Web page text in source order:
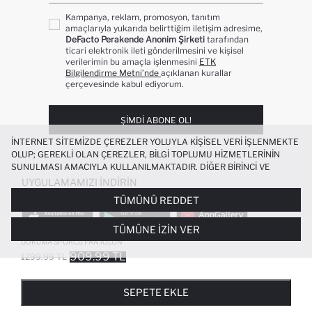
AIRTECH STANDART FIT GENIŞ PAÇA
DOKUMA SPORCU PANTOLON
1299.99 TL 909.99 TL
SEPETE EKLE
Kampanya, reklam, promosyon, tanıtım
amaçlarıyla yukarıda belirttiğim iletişim adresime,
DeFacto Perakende Anonim Şirketi tarafından
ticari elektronik ileti gönderilmesini ve kişisel
verilerimin bu amaçla işlenmesini ETK
Bilgilendirme Metni’nde açıklanan kurallar
çerçevesinde kabul ediyorum.
ŞIMDI ABONE OL!
UYGULAMAMIZI İNDIRIN
POPÜLER KATEGORILER
KADIN BEYAZ TIŞÖRT
İNTERNET SITEMIZDE ÇEREZLER YOLUYLA KIŞISEL VERI IŞLENMEKTE
OLUP; GEREKLI OLAN ÇEREZLER, BILGI TOPLUMU HIZMETLERININ
SUNULMASI AMACIYLA KULLANILMAKTADIR. DIĞER BIRINCI VE
ÜÇÜNCÜ TARAF ÇEREZLER ISE SIZE DAHA IYI BIR ALIŞVERIŞ
DENEYIMI SUNULABILMESI, SITEMIZIN DAHA IŞLEVSEL KILINMASI VE
KIŞISELLEŞTIRMESI VE AÇIK RIZA VERMENIZ HALINDE, SIZLERE
YÖNELIK PAZARLAMA FAALIYETLERININ YAPILMASI AMAÇLARIYLA
SINIRLI OLARAK KULLANILACAKTIR. ÇEREZLERE DAIR TERCIHLERINIZI
ÇEREZ TERCIHLERIPANELI ARACILIĞIYLA HER ZAMAN YÖNETEBILIR,
ÇEREZLERLE ILGILI DAHA DETAYLI BILGIYE
TÜMÜNÜ REDDET
TÜMÜNE İZIN VER